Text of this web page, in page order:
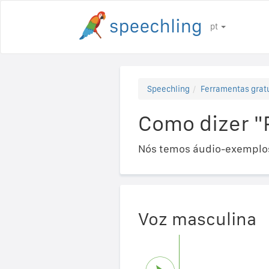
pt
Speechling Ferramentas
Como dizer
Nós temos áudio-
Voz masculina